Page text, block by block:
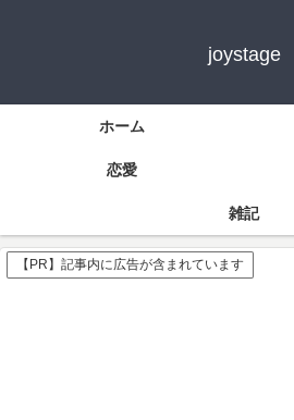
joystage
ホーム
恋愛
雑記
【PR】記事内に広告が含まれています